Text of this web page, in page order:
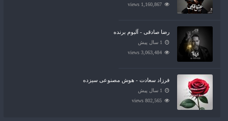
1,160,867 views
رضا صادقی - آلبوم برنده
1 سال پیش
3,063,484 views
فرزاد سعادت - هوش مصنوعی سیزده
1 سال پیش
802,565 views